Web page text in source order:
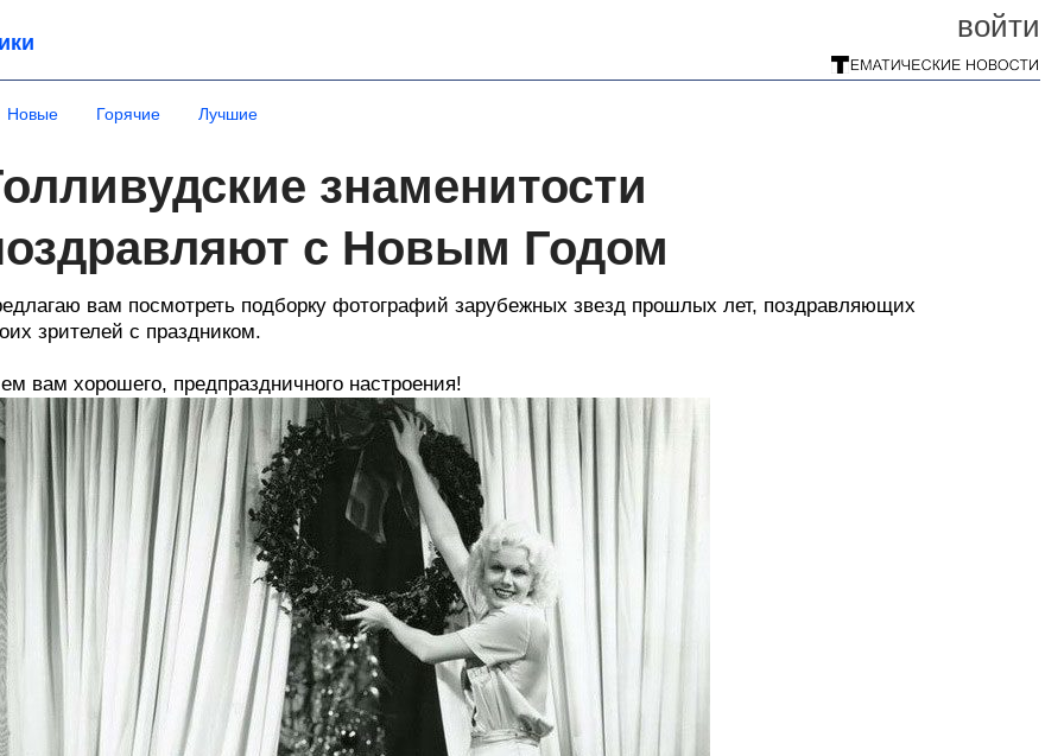
войти
Новые Горячие Лучшие
знаменитости
с Новым Годом
вам посмотреть подборку фотографий зарубежных звезд прошлых лет, поздравляющих
зрителей с праздником.
вам хорошего, предпраздничного настроения!